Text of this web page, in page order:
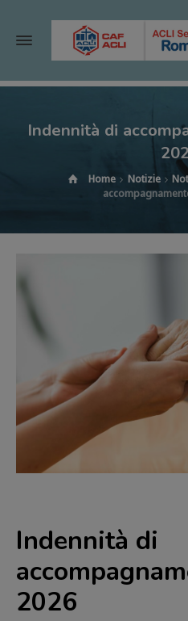
Indennità di
Home Notizie
Indennità di
2026